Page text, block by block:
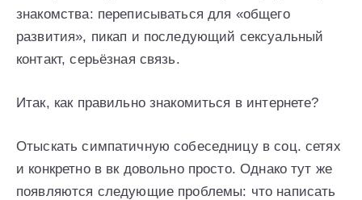
знакомства: переписываться для «общего
развития», пикап и последующий сексуальный
контакт, серьёзная связь.
Итак, как правильно знакомиться в интернете?
Отыскать симпатичную собеседницу в соц. сетях
и конкретно в вк довольно просто. Однако тут же
появляются следующие проблемы: что написать